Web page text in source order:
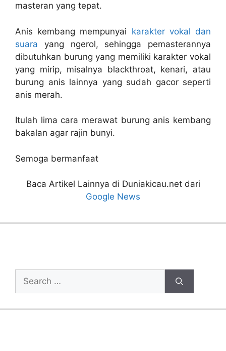
masteran yang tepat.
Anis kembang mempunyai karakter vokal dan
suara yang ngerol, sehingga pemasterannya
dibutuhkan burung yang memiliki karakter vokal
yang mirip, misalnya blackthroat, kenari, atau
burung anis lainnya yang sudah gacor seperti
anis merah.
Itulah lima cara merawat burung anis kembang
bakalan agar rajin bunyi.
Semoga bermanfaat
Baca Artikel Lainnya di Duniakicau.net dari
Google News
Search
for: